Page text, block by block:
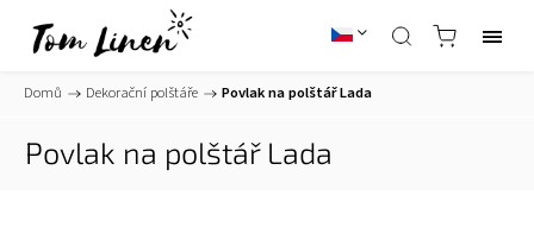
Domů / Dekorační polštáře / Povlak na polštář Lada
Povlak na polštář Lada